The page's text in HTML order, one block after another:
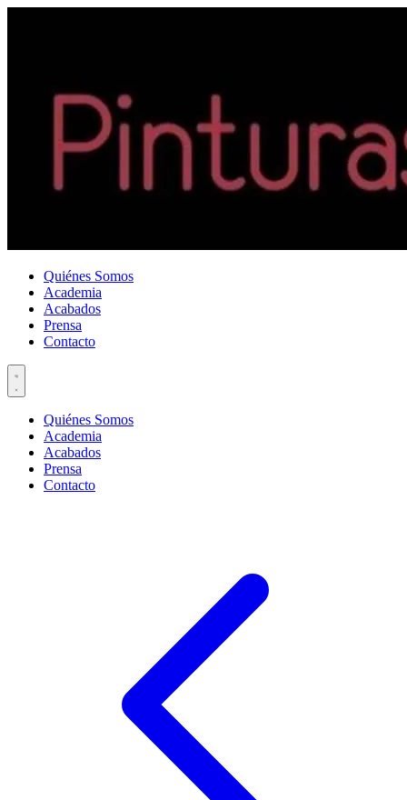
Quiénes Somos
Academia
Acabados
Prensa
Contacto
Quiénes Somos
Academia
Acabados
Prensa
Contacto